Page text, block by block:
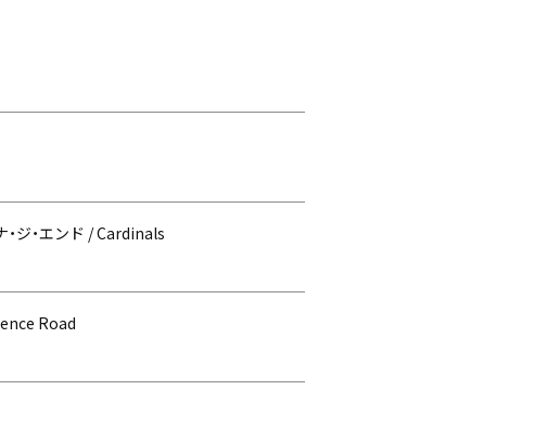
ジ・エンド / Cardinals
Road